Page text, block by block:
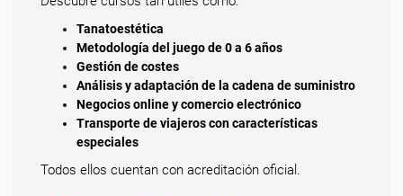
Tanatoestética
Metodología del juego de 0 a 6 años
Gestión de costes
Análisis y adaptación de la cadena de suministro
Negocios online y comercio electrónico
Transporte de viajeros con características
especiales
Todos ellos cuentan con acreditación oficial.